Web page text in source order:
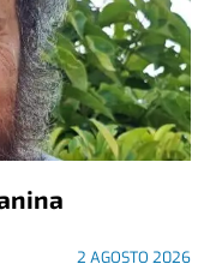
2 AGOSTO 2026